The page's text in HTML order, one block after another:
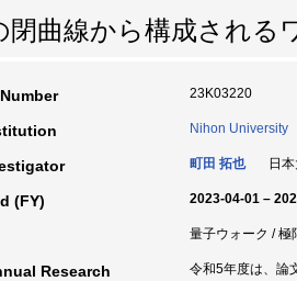
閉曲線から構成される
23K03220
Nihon University
町田 拓也 日
(FY) 2023-04-01 –
量子ウォーク / 極
Research
令和5年度は、論